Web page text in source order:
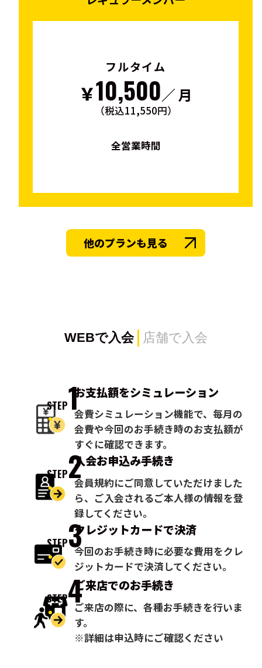
フルタイム
￥10,500／ 月
（税込11,550円）
全営業時間
他のプランも見る
WEBで入会 店舗で入会
STEP1お支払額をシミュレーション
会費シミュレーション機能で、毎月の
会費や今回のお手続き時のお支払額が
すぐに確認できます。
STEP2入会お申込み手続き
会員規約にご同意していただけました
ら、ご入会されるご本人様の情報を登
録してください。
STEP3クレジットカードで決済
今回のお手続き時に必要な費用をクレ
ジットカードで決済してください。
STEP4ご来店でのお手続き
ご来店の際に、各種お手続きを行いま
す。
※詳細は申込時にご確認ください